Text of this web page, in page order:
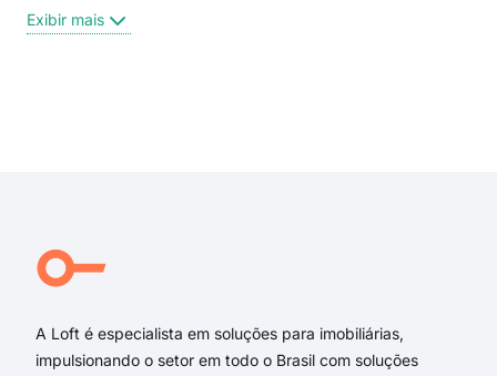
Exibir mais
A Loft é especialista em soluções para imobiliárias,
impulsionando o setor em todo o Brasil com soluções